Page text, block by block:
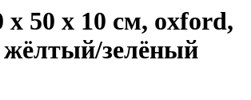
50 х 10 см, oxford,
жёлтый/зелёный